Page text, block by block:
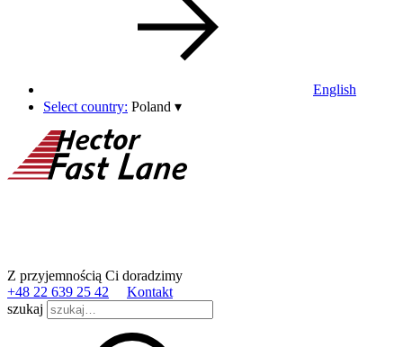
English
Select country: Poland ▾
Z przyjemnością Ci doradzimy
+48 22 639 25 42
Kontakt
szukaj